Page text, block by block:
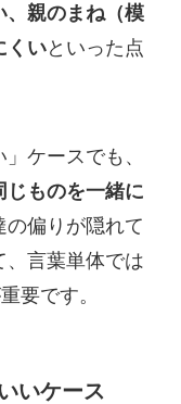
、親のまね（模
くいといった点
ケースでも、
じものを一緒に
の偏りが隠れて
、言葉単体では
要です。
いケース